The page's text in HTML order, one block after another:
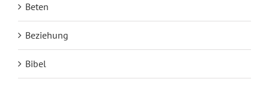
Beten
Beziehung
Bibel